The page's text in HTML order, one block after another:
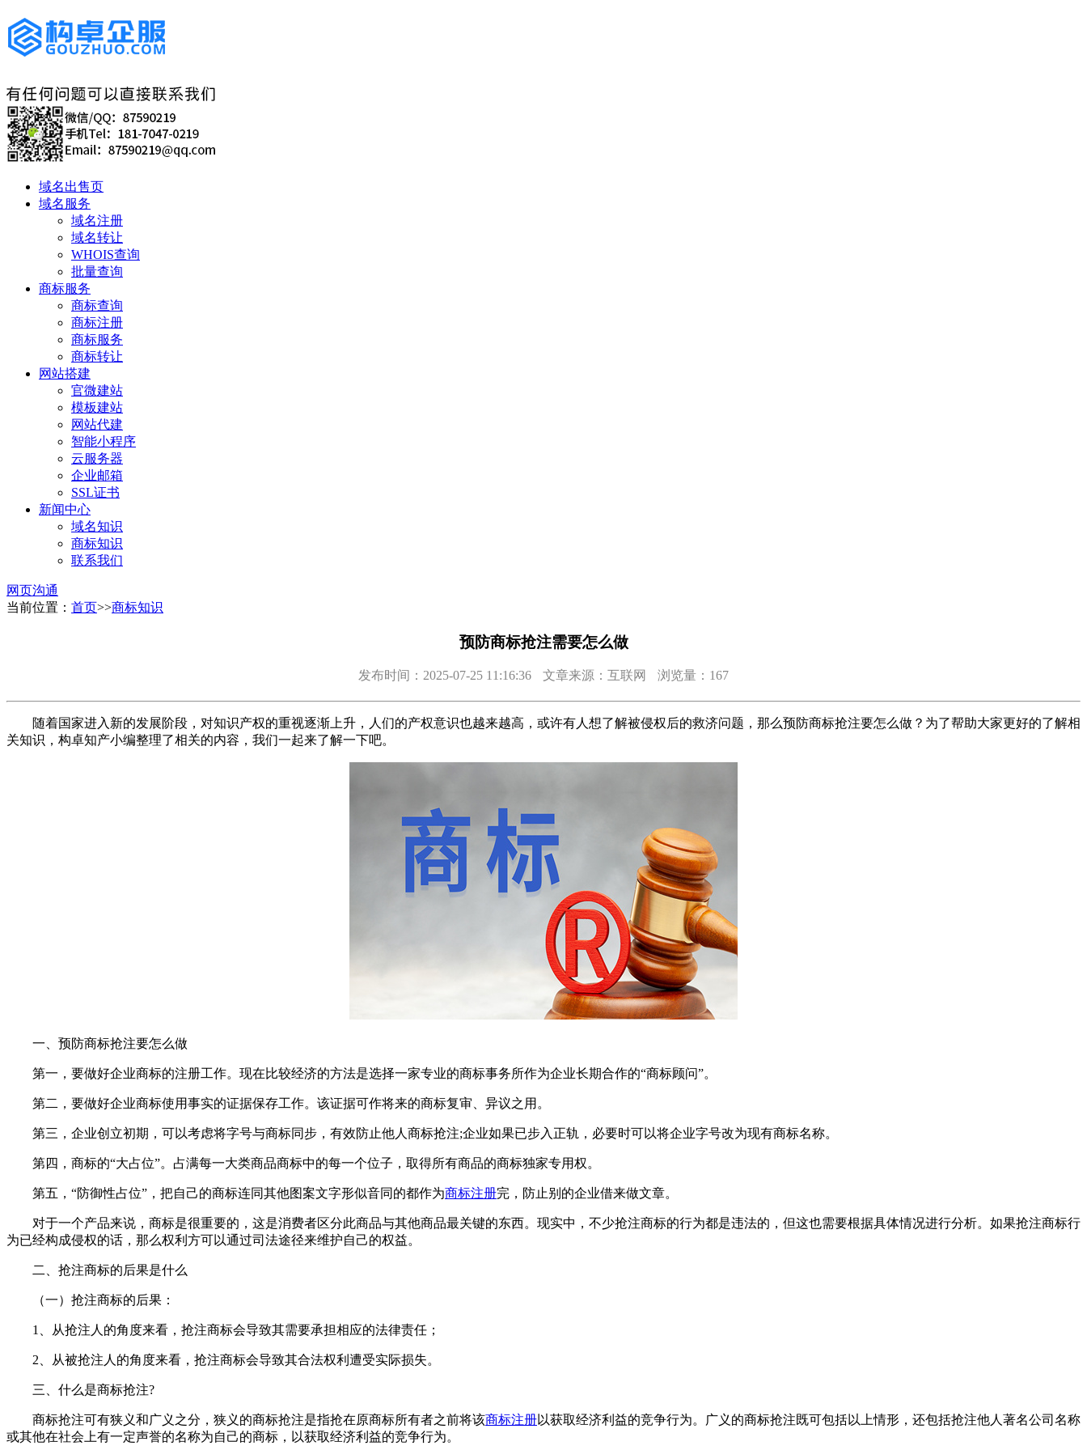
域名出售页
域名服务
域名注册
域名转让
WHOIS查询
批量查询
商标服务
商标查询
商标注册
商标服务
商标转让
网站搭建
官微建站
模板建站
网站代建
智能小程序
云服务器
企业邮箱
SSL证书
新闻中心
域名知识
商标知识
联系我们
网页沟通
当前位置： 首页>>商标知识
预防商标抢注需要怎么做
发布时间：2025-07-25 11:16:36 文章来源：互联网 浏览量：167
随着国家进入新的发展阶段，对知识产权的重视逐渐上升，人们的产权意识也越来越高，或许有人想了解被侵权后的救济问题，那么预防商标抢注要怎么做？为了帮助大家更好的了解相
关知识，构卓知产小编整理了相关的内容，我们一起来了解一下吧。
一、预防商标抢注要怎么做
第一，要做好企业商标的注册工作。现在比较经济的方法是选择一家专业的商标事务所作为企业长期合作的“商标顾问”。
第二，要做好企业商标使用事实的证据保存工作。该证据可作将来的商标复审、异议之用。
第三，企业创立初期，可以考虑将字号与商标同步，有效防止他人商标抢注;企业如果已步入正轨，必要时可以将企业字号改为现有商标名称。
第四，商标的“大占位”。占满每一大类商品商标中的每一个位子，取得所有商品的商标独家专用权。
第五，“防御性占位”，把自己的商标连同其他图案文字形似音同的都作为商标注册完，防止别的企业借来做文章。
对于一个产品来说，商标是很重要的，这是消费者区分此商品与其他商品最关键的东西。现实中，不少抢注商标的行为都是违法的，但这也需要根据具体情况进行分析。如果抢注商标行
为已经构成侵权的话，那么权利方可以通过司法途径来维护自己的权益。
二、抢注商标的后果是什么
（一）抢注商标的后果：
1、从抢注人的角度来看，抢注商标会导致其需要承担相应的法律责任；
2、从被抢注人的角度来看，抢注商标会导致其合法权利遭受实际损失。
三、什么是商标抢注?
商标抢注可有狭义和广义之分，狭义的商标抢注是指抢在原商标所有者之前将该商标注册以获取经济利益的竞争行为。广义的商标抢注既可包括以上情形，还包括抢注他人著名公司名称
或其他在社会上有一定声誉的名称为自己的商标，以获取经济利益的竞争行为。